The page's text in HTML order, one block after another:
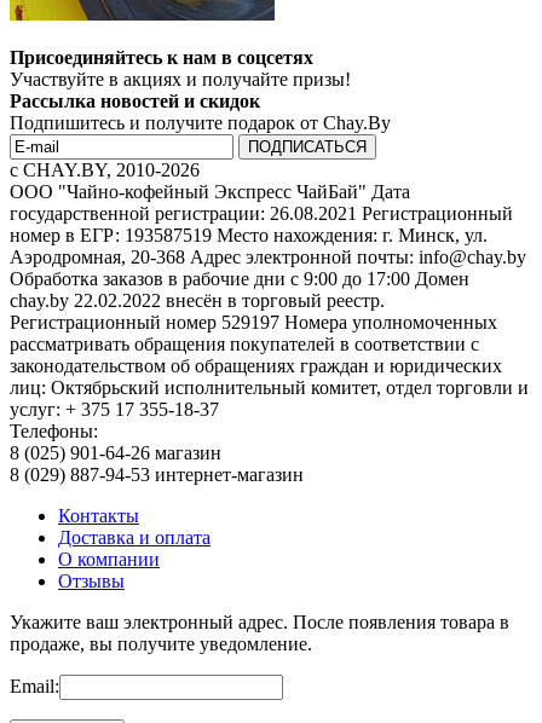
Присоединяйтесь к нам в соцсетях
Участвуйте в акциях и получайте призы!
Рассылка новостей и скидок
Подпишитесь и получите подарок от Chay.By
c CHAY.BY, 2010-2026
ООО "Чайно-кофейный Экспресс ЧайБай" Дата
государственной регистрации: 26.08.2021 Регистрационный
номер в ЕГР: 193587519 Место нахождения: г. Минск, ул.
Аэродромная, 20-368 Адрес электронной почты: info@chay.by
Обработка заказов в рабочие дни с 9:00 до 17:00 Домен
chay.by 22.02.2022 внесён в торговый реестр.
Регистрационный номер 529197 Номера уполномоченных
рассматривать обращения покупателей в соответствии с
законодательством об обращениях граждан и юридических
лиц: Октябрьский исполнительный комитет, отдел торговли и
услуг: + 375 17 355-18-37
Телефоны:
8 (025) 901-64-26 магазин
8 (029) 887-94-53 интернет-магазин
Контакты
Доставка и оплата
О компании
Отзывы
Укажите ваш электронный адрес. После появления товара в
продаже, вы получите уведомление.
Email: